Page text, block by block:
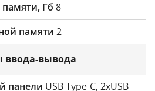
8
2
ввода-вывода
USB Type-C, 2хUSB